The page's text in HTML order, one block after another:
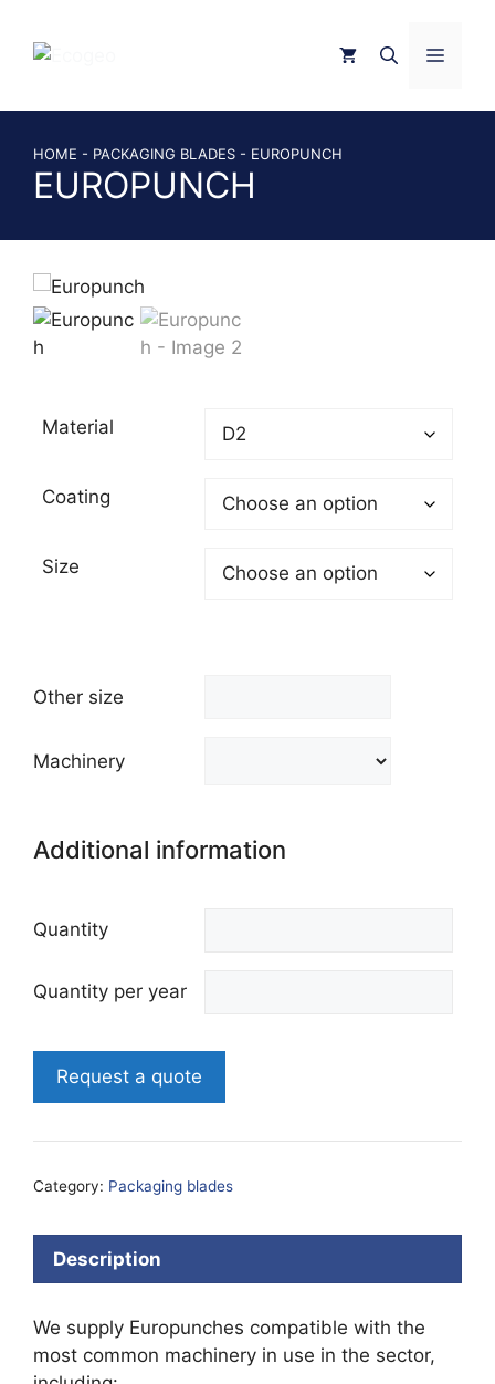
MENU
HOME - PACKAGING BLADES - EUROPUNCH
EUROPUNCH
Material
Coating
Size
Other size
Machinery
Additional information
Quantity
Quantity per year
Request a quote
Category: Packaging blades
Description
We supply Europunches compatible with the
most common machinery in use in the sector,